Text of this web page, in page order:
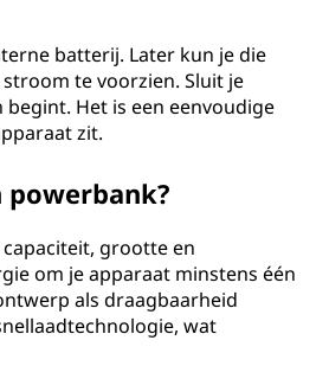
batterij. Later kun je die
te voorzien. Sluit je
Het is een eenvoudige
zit.
grootte en
om je apparaat minstens één
als draagbaarheid
wat